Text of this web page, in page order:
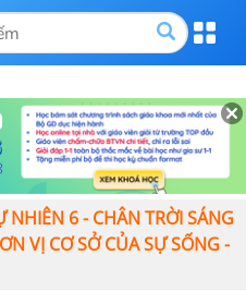
NHIÊN 6 - CHÂN TRỜI SÁNG
VỊ CƠ SỞ CỦA SỰ SỐNG -